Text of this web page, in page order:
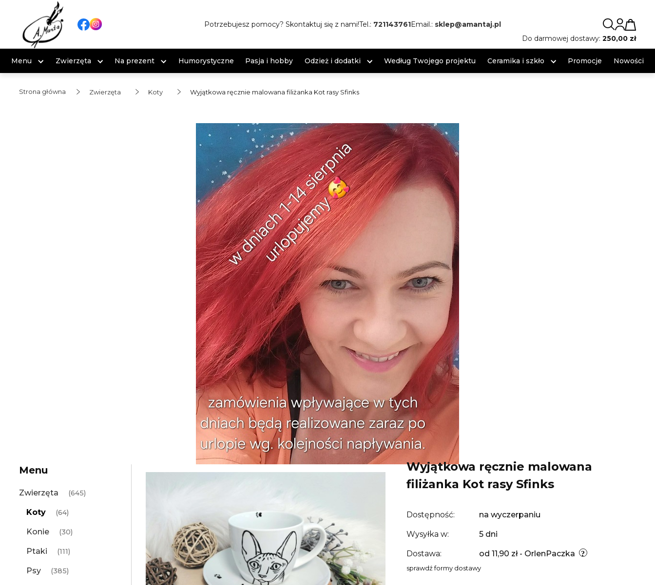
Potrzebujesz pomocy? Skontaktuj się z nami!Tel.: 721143761Email.: sklep@amantaj.pl
Do darmowej dostawy: 250,00 zł
Menu Zwierzęta Na prezent Humorystyczne Pasja i hobby Odzież i dodatki Według Twojego projektu Ceramika i szkło Promocje Nowości
Strona główna Zwierzęta Koty Wyjątkowa ręcznie malowana filiżanka Kot rasy Sfinks
Menu
Zwierzęta (645)
Koty (64)
Konie (30)
Ptaki (111)
Psy (385)
Wyjątkowa ręcznie malowana
filiżanka Kot rasy Sfinks
Dostępność: na wyczerpaniu
Wysyłka w: 5 dni
Dostawa: od 11,90 zł - OrlenPaczka
sprawdź formy dostawy